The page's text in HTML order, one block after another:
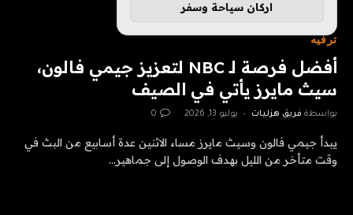
ترفيه
أفضل فرصة لـ NBC لتعزيز جيمي فالون،
سيث مايرز يأتي في الصيف
بواسطة فريق هزليات يوليو 13, 2026 0
يبدأ جيمي فالون وسيث مايرز مساء الاثنين عدة أسابيع من البث في
وقت متأخر من الليل بهدف الوصول إلى جماهير…
اركان سياحة وسفر